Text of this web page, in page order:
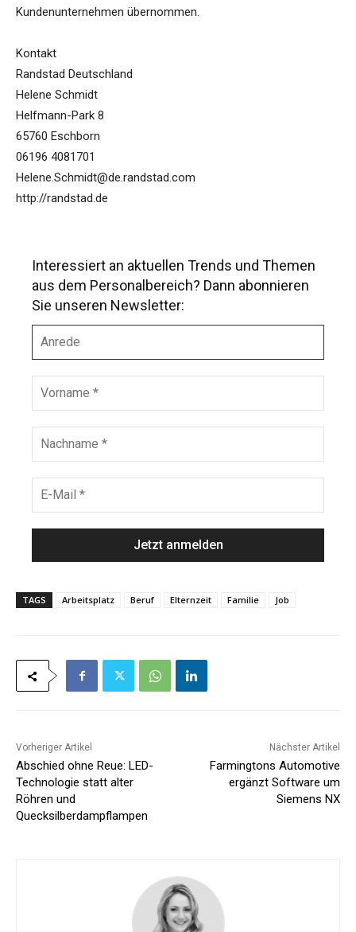
Kundenunternehmen übernommen.
Kontakt
Randstad Deutschland
Helene Schmidt
Helfmann-Park 8
65760 Eschborn
06196 4081701
Helene.Schmidt@de.randstad.com
http://randstad.de
Interessiert an aktuellen Trends und Themen
aus dem Personalbereich? Dann abonnieren
Sie unseren Newsletter:
r
e
e
r
n
m
c
h
a
M
a
l
TAGS Arbeitsplatz Beruf Elternzeit Familie Job
Vorheriger Artikel
Abschied ohne Reue: LED-
Technologie statt alter
Röhren und
Quecksilberdampflampen
Nächster Artikel
Farmingtons Automotive
ergänzt Software um
Siemens NX